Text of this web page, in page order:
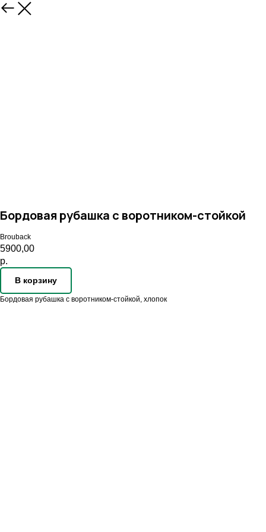
Назад
Бордовая рубашка с воротником-стойкой
Brouback
5900,00
р.
В корзину
Бордовая рубашка с воротником-стойкой, хлопок